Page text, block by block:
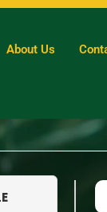
About Us